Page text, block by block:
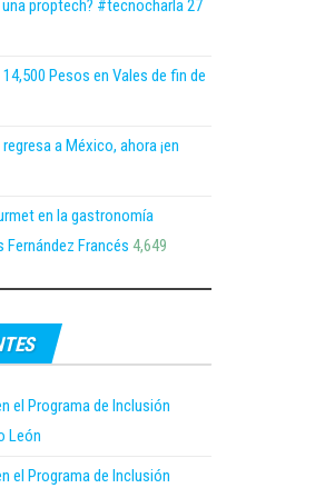
proptech? #tecnocharla 27
Pesos en Vales de fin de
a México, ahora ¡en
en la gastronomía
Francés 4,649
el Programa de Inclusión
León
el Programa de Inclusión